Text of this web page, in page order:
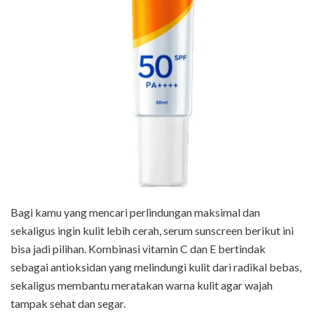
Bagi kamu yang mencari perlindungan maksimal dan
sekaligus ingin kulit lebih cerah, serum sunscreen berikut ini
bisa jadi pilihan. Kombinasi vitamin C dan E bertindak
sebagai antioksidan yang melindungi kulit dari radikal bebas,
sekaligus membantu meratakan warna kulit agar wajah
tampak sehat dan segar.